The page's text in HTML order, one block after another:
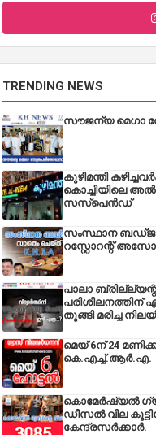
TRENDING NEWS
സൗജന്യ മെഗാ
കുഴിമന്തി
കൊച്ചിയിലെ അൽ
സസ്പെൻഡ്
സംസ്ഥാന
റസ്റ്റോറന്റ്
പാലാ
പരിശീലനത്തിന്
തൂങ്ങി മരിച്ച
മെയ് 6ന് 24
കെ.എച്ച്.ആർ.എ.
കൊമേർഷ്യൽ
ഡീസല്‍ വില
കേന്ദ്രസര്‍ക്കാര്‍.